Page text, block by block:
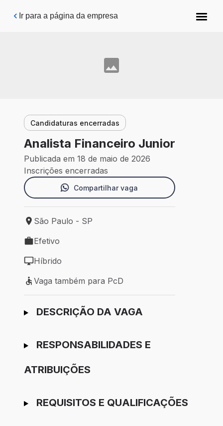
Pular para o conteúdo principal
Ir para a página da empresa
Candidaturas encerradas
Analista Financeiro Junior
Publicada em 18 de maio de 2026
Inscrições encerradas
Compartilhar vaga
Local de trabalho: São Paulo - SP
São Paulo - SP
Tipo de vaga: Efetivo
Efetivo
Modelo de trabalho: Híbrido
Híbrido
Vaga também para PcD
Vaga também para PcD
Ir para candidatura
DESCRIÇÃO DA VAGA
RESPONSABILIDADES E
ATRIBUIÇÕES
REQUISITOS E QUALIFICAÇÕES